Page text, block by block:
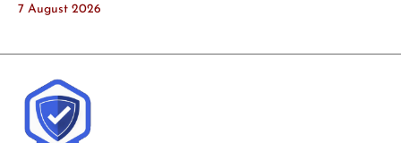
7 August 2026